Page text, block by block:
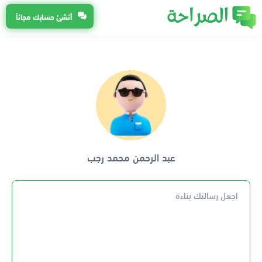
أنشئ حسابك مجاناً
عبد الرحمن محمد رجب